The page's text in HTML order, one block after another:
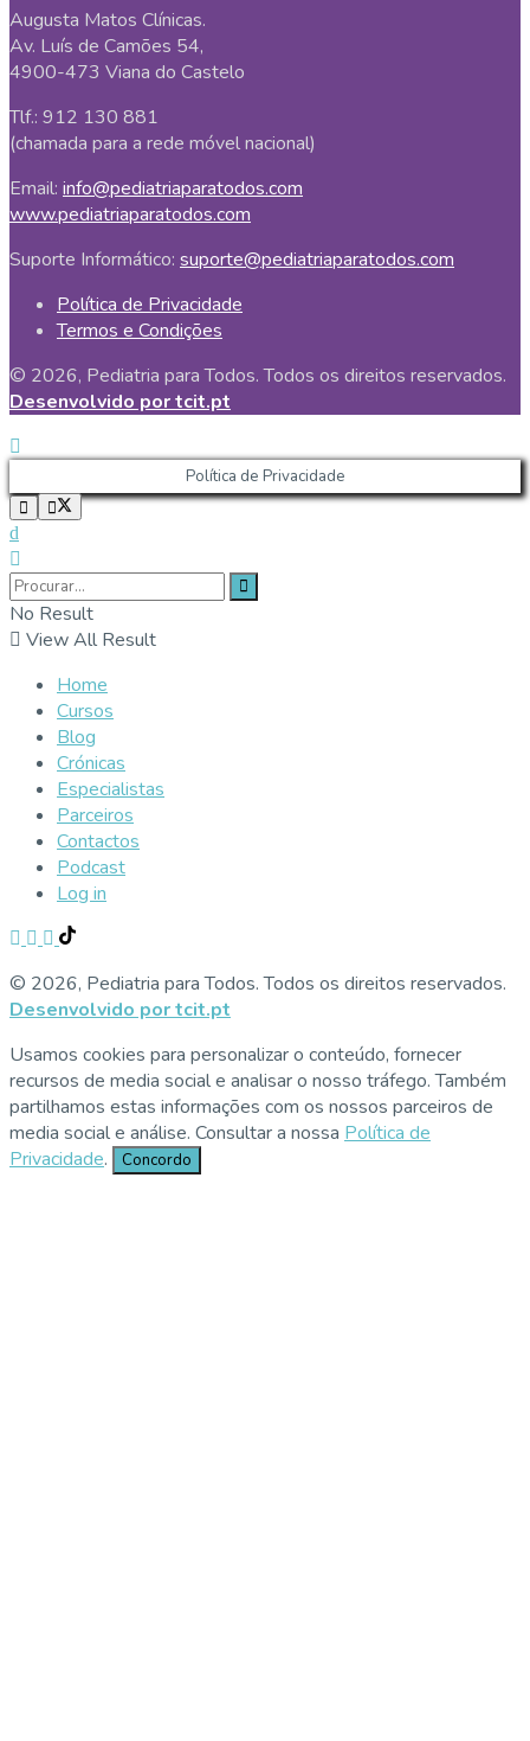
Augusta Matos Clínicas.
Av. Luís de Camões 54,
4900-473 Viana do Castelo
Tlf.: 912 130 881
(chamada para a rede móvel nacional)
Email: info@pediatriaparatodos.com
www.pediatriaparatodos.com
Suporte Informático: suporte@pediatriaparatodos.com
Política de Privacidade
Termos e Condições
© 2026, Pediatria para Todos. Todos os direitos reservados.
Desenvolvido por tcit.pt
Política de Privacidade
No Result
View All Result
Home
Cursos
Blog
Crónicas
Especialistas
Parceiros
Contactos
Podcast
Log in
© 2026, Pediatria para Todos. Todos os direitos reservados.
Desenvolvido por tcit.pt
Usamos cookies para personalizar o conteúdo, fornecer
recursos de media social e analisar o nosso tráfego. Também
partilhamos estas informações com os nossos parceiros de
media social e análise. Consultar a nossa Política de
Privacidade. Concordo